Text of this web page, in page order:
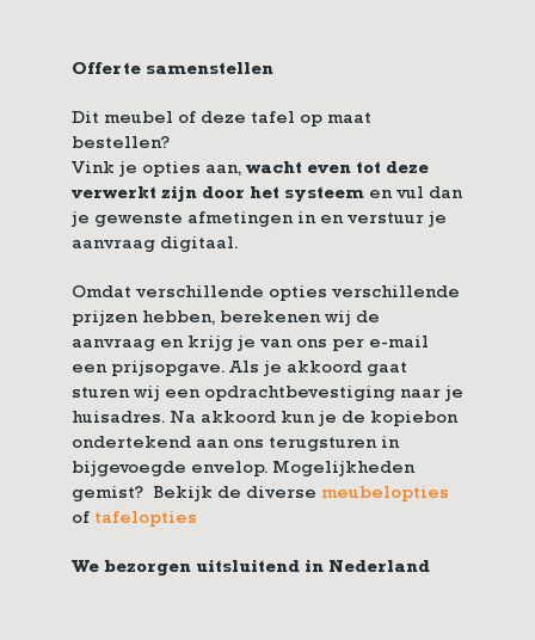
Offerte samenstellen
Dit meubel of deze tafel op maat
bestellen?
Vink je opties aan, wacht even tot deze
verwerkt zijn door het systeem en vul dan
je gewenste afmetingen in en verstuur je
aanvraag digitaal.
Omdat verschillende opties verschillende
prijzen hebben, berekenen wij de
aanvraag en krijg je van ons per e-mail
een prijsopgave. Als je akkoord gaat
sturen wij een opdrachtbevestiging naar je
huisadres. Na akkoord kun je de kopiebon
ondertekend aan ons terugsturen in
bijgevoegde envelop. Mogelijkheden
gemist? Bekijk de diverse meubelopties
of tafelopties
We bezorgen uitsluitend in Nederland